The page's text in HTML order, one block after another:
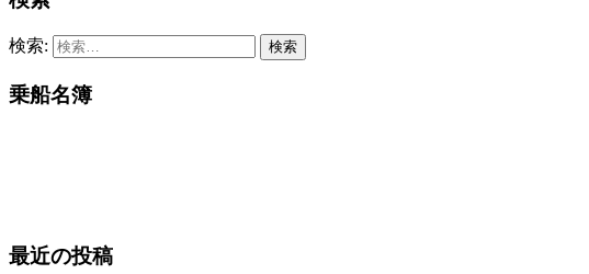
検索:
乗船名簿
最近の投稿